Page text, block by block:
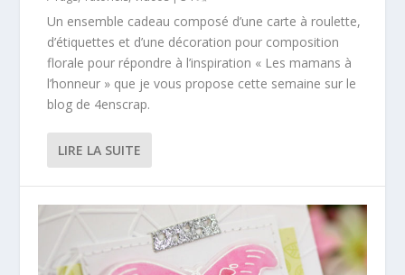
Un ensemble cadeau composé d’une carte à roulette,
d’étiquettes et d’une décoration pour composition
florale pour répondre à l’inspiration « Les mamans à
l’honneur » que je vous propose cette semaine sur le
blog de 4enscrap.
LIRE LA SUITE